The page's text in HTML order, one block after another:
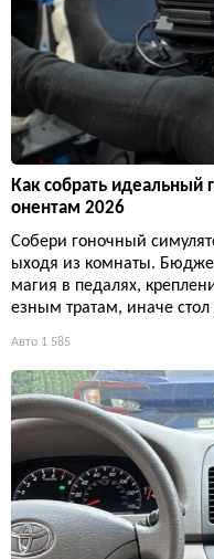
Как собрать идеальный
онентам 2026
Собери гоночный
ыходя из комнаты.
магия в педалях,
езным тратам, иначе стол
Авто 1 585